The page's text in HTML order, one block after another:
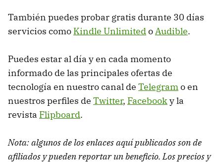
También puedes probar gratis durante 30 días
servicios como Kindle UnlimitedoAudible.
Puedes estar al día y en cada momento
informado de las principales ofertas de
tecnología en nuestro canal de Telegramo en
nuestros perfiles de Twitter, Facebooky la
revista Flipboard.
Nota: algunos de los enlaces aquí publicados son de
afiliados y pueden reportar un beneficio. Los precios y